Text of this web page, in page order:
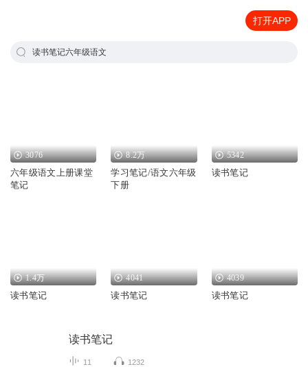
打开APP
读书笔记六年级语文
3076
六年级语文上册课堂
笔记
8.2万
学习笔记/语文六年级
下册
5342
读书笔记
1.4万
读书笔记
4041
读书笔记
4039
读书笔记
读书笔记
11 1232